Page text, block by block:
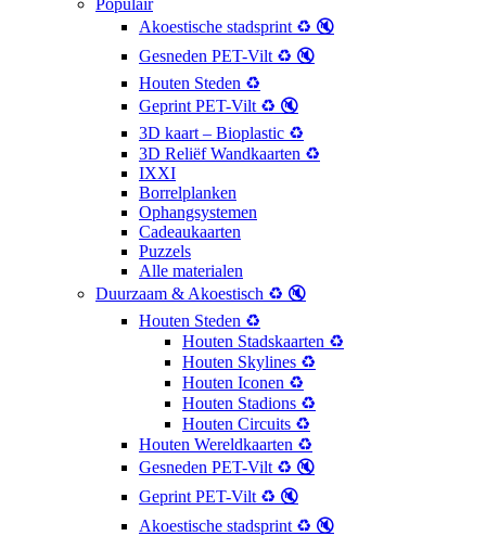
Populair
Akoestische stadsprint ♻️ 🔇
Gesneden PET-Vilt ♻️ 🔇
Houten Steden ♻️
Geprint PET-Vilt ♻️ 🔇
3D kaart – Bioplastic ♻️
3D Reliëf Wandkaarten ♻️
IXXI
Borrelplanken
Ophangsystemen
Cadeaukaarten
Puzzels
Alle materialen
Duurzaam & Akoestisch ♻️ 🔇
Houten Steden ♻️
Houten Stadskaarten ♻️
Houten Skylines ♻️
Houten Iconen ♻️
Houten Stadions ♻️
Houten Circuits ♻️
Houten Wereldkaarten ♻️
Gesneden PET-Vilt ♻️ 🔇
Geprint PET-Vilt ♻️ 🔇
Akoestische stadsprint ♻️ 🔇